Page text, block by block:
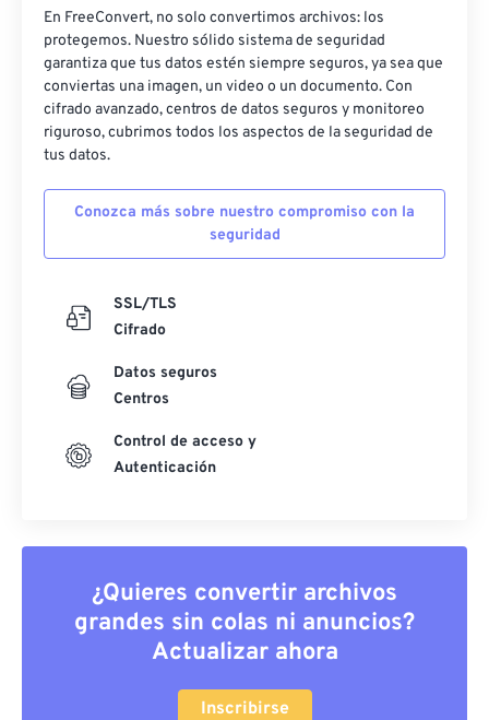
En FreeConvert, no solo convertimos archivos: los
protegemos. Nuestro sólido sistema de seguridad
garantiza que tus datos estén siempre seguros, ya sea que
conviertas una imagen, un video o un documento. Con
cifrado avanzado, centros de datos seguros y monitoreo
riguroso, cubrimos todos los aspectos de la seguridad de
tus datos.
Conozca más sobre nuestro compromiso con la
seguridad
SSL/TLS
Cifrado
Datos seguros
Centros
Control de acceso y
Autenticación
¿Quieres convertir archivos
grandes sin colas ni anuncios?
Actualizar ahora
Inscribirse